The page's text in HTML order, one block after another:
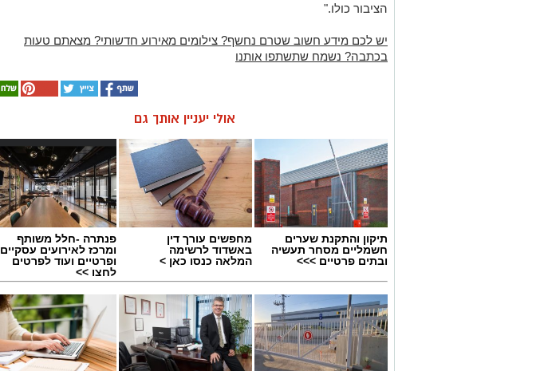
הציבור כולו."
יש לכם מידע חשוב שטרם נחשף? צילומים מאירוע חדשותי? מצאתם טעות
בכתבה? נשמח שתשתפו אותנו
אולי יעניין אותך גם
תיקון והתקנת שערים
חשמליים מסחר תעשיה
ובתים פרטיים >>>
מחפשים עורך דין
באשדוד לרשימה
המלאה כנסו כאן >
פנתרה -חלל משותף
ומרכז לאירועים עסקיים
ופרטיים ועוד לפרטים
לחצו >>